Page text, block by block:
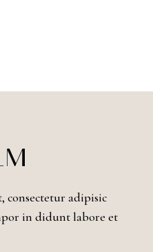
consectetur adipisic
in didunt labore et